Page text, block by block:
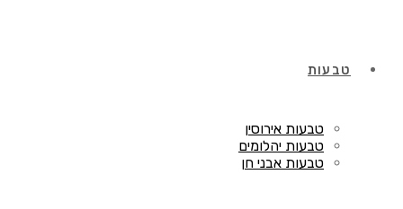
טבעות
טבעות אירוסין
טבעות יהלומים
טבעות אבני חן